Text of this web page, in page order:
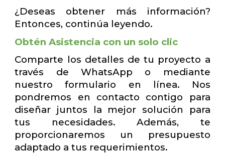
¿Deseas obtener más información?
Entonces, continúa leyendo.
Obtén Asistencia con un solo clic
Comparte los detalles de tu proyecto a
través de WhatsApp o mediante
nuestro formulario en línea. Nos
pondremos en contacto contigo para
diseñar juntos la mejor solución para
tus necesidades. Además, te
proporcionaremos un presupuesto
adaptado a tus requerimientos.